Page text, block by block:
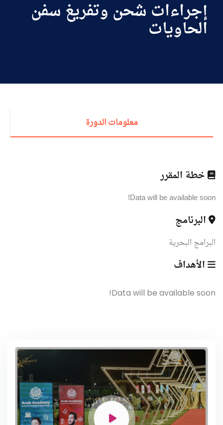
البحث العلمي
تواصل معنا خريطة الموقع
إجراءات شحن وتفريغ سفن
الحاويات
معلومات الدورة
خطة المقرر
Data will be available soon!
البرنامج
البرامج البحرية
الأهداف
Data will be available soon!